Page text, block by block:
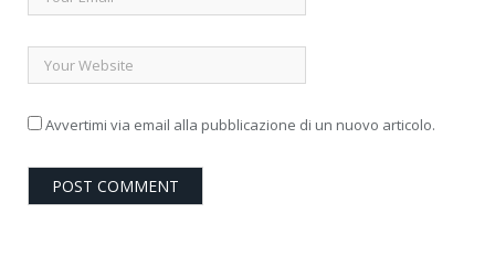
Avvertimi via email alla pubblicazione di un nuovo articolo.